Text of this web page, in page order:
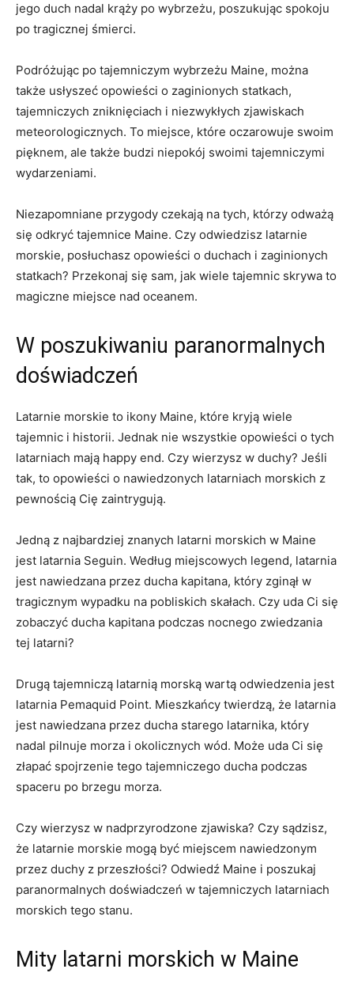
jego duch nadal krąży po wybrzeżu, poszukując spokoju
po tragicznej śmierci.
Podróżując po tajemniczym wybrzeżu ⁣Maine, można
także ⁣usłyszeć⁤ opowieści o zaginionych statkach,
tajemniczych zniknięciach ⁢i niezwykłych zjawiskach ​
meteorologicznych. To miejsce,‍ które oczarowuje swoim
⁤pięknem, ⁣ale‍ także budzi niepokój swoimi tajemniczymi
wydarzeniami.
Niezapomniane przygody czekają na‌ tych, którzy odważą
się odkryć tajemnice⁣ Maine. ‌Czy odwiedzisz latarnie ​
morskie, posłuchasz opowieści o duchach i zaginionych
statkach? ⁢Przekonaj ⁤się sam, jak wiele‍ tajemnic ⁤skrywa ⁢to
magiczne miejsce nad oceanem.
W ⁤poszukiwaniu paranormalnych
doświadczeń
Latarnie morskie to ikony Maine, które kryją wiele
⁤tajemnic ‍i historii. ⁢Jednak ‌nie wszystkie​ opowieści o tych⁢
latarniach mają happy end. Czy wierzysz w duchy? Jeśli
tak, to opowieści ‌o nawiedzonych ⁤latarniach‍ morskich z
pewnością Cię‌ zaintrygują.
Jedną​ z⁤ najbardziej znanych latarni morskich w ‍Maine
jest latarnia Seguin. Według miejscowych legend, latarnia
jest‌ nawiedzana przez ducha​ kapitana, który ⁢zginął​ w
tragicznym wypadku na pobliskich ⁢skałach. Czy uda Ci się
zobaczyć⁤ ducha kapitana podczas nocnego zwiedzania
tej latarni?
Drugą tajemniczą latarnią morską wartą odwiedzenia jest​
latarnia Pemaquid Point. Mieszkańcy twierdzą, że latarnia
jest nawiedzana przez​ ducha starego latarnika,⁤ który
nadal pilnuje morza i okolicznych wód. ⁣Może⁣ uda Ci się
złapać spojrzenie ​tego tajemniczego ducha podczas
spaceru po brzegu morza.
Czy wierzysz w⁤ nadprzyrodzone‍ zjawiska? Czy sądzisz,
że ⁤latarnie morskie ‌mogą być miejscem nawiedzonym
przez duchy z przeszłości? Odwiedź Maine‌ i poszukaj
paranormalnych ⁢doświadczeń w tajemniczych latarniach
morskich tego ‌stanu.
Mity latarni‌ morskich⁤ w Maine